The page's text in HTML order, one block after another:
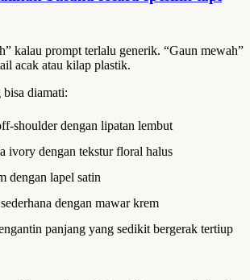
kalau prompt terlalu generik. “Gaun mewah”
acak atau kilap plastik.
diamati:
shoulder dengan lipatan lembut
ivory dengan tekstur floral halus
dengan lapel satin
dengan mawar krem
panjang yang sedikit bergerak tertiup